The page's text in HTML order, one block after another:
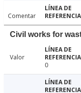
Comentar
Civil works for
Valor
0